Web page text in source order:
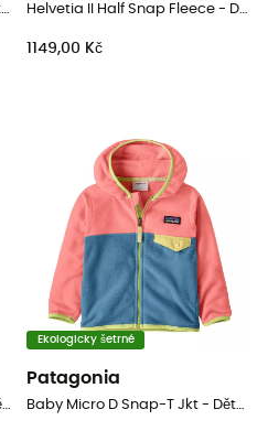
Baby Micro D Snap-T Jkt - Dětská Fleesová mikina Helvetia II Half Snap Fleece - Dětská fleesová mikina
1149,00 Kč
Kids Rokua Fleece Jacket - Dětská fleesová mikina
Ekologicky šetrné
Patagonia
Baby Micro D Snap-T Jkt - Dětská Fleesová mikina